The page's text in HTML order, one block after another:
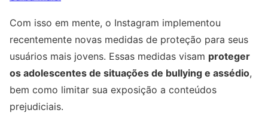
Com isso em mente, o Instagram implementou
recentemente novas medidas de proteção para seus
usuários mais jovens. Essas medidas visam proteger
os adolescentes de situações de bullying e assédio,
bem como limitar sua exposição a conteúdos
prejudiciais.